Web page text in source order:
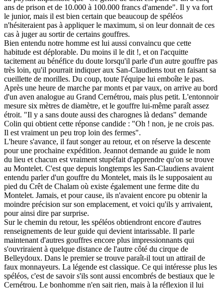
ans de prison et de 10.000 à 100.000 francs d'amende". Il y va fort
le junior, mais il est bien certain que beaucoup de spéléos
n'hésiteraient pas à appliquer le maximum, si on leur donnait de ces
cas à juger au sortir de certains gouffres.
Bien entendu notre homme est lui aussi convaincu que cette
habitude est déplorable. Du moins il le dit !, et on l'acquitte
tacitement au bénéfice du doute lorsqu'il parle d'un autre gouffre pas
très loin, qu'il pourrait indiquer aux San-Claudiens tout en faisant sa
cueillette de morilles. Du coup, toute l'équipe lui emboîte le pas.
Après une heure de marche par monts et par vaux, on arrive au bord
d'un aven analogue au Grand Cernétrou, mais plus petit. L'entonnoir
mesure six mètres de diamètre, et le gouffre lui-même paraît assez
étroit. "Il y a sans doute aussi des charognes là dedans" demande
Colin qui obtient cette réponse candide : "Oh ! non, je ne crois pas.
Il est vraiment un peu trop loin des fermes".
L'heure s'avance, il faut songer au retour, et on réserve la descente
pour une prochaine expédition. Jeannot demande au guide le nom
du lieu et chacun est vraiment stupéfait d'apprendre qu'on se trouve
au Montelet. C'est que depuis longtemps les San-Claudiens avaient
entendu parler d'un gouffre du Montelet, mais ils le supposaient au
pied du Crêt de Chalam où existe également une ferme dite du
Montelet. Jamais, et pour cause, ils n'avaient encore pu obtenir la
moindre précision sur son emplacement, et voici qu'ils y arrivaient,
pour ainsi dire par surprise.
Sur le chemin du retour, les spéléos obtiendront encore d'autres
renseignements de leur guide qui devient intarissable. Il parle
maintenant d'autres gouffres encore plus impressionnants qui
s'ouvriraient à quelque distance de l'autre côté du cirque de
Belleydoux. Dans le premier se trouve paraît-il tout un attirail de
faux monnayeurs. La légende est classique. Ce qui intéresse plus les
spéléos, c'est de savoir s'ils sont aussi encombrés de bestiaux que le
Cernétrou. Le bonhomme n'en sait rien, mais à la réflexion il lui